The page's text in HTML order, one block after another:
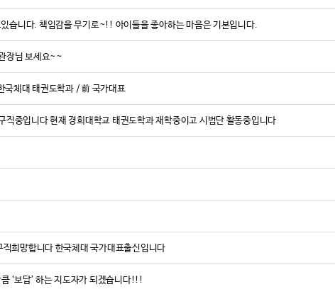
이제 태권도장은 ‘어떻
요한 시대다.
변화의 중심, 그 시작엔
MetDesign Goes
<ⓒ무카스미디어 /
습니다. 책임감을 무기로~!! 아이들을 좋아하는 마음은 기본입니다.
장님 보세요~~
국체대 태권도학과 / 前 국가대표
직중입니다 현재 경희대학교 태권도학과 재학중이고 시범단 활동중입니다
희망합니다 한국체대 국가대표출신입니다
‘보답’ 하는 지도자가 되겠습니다!!!